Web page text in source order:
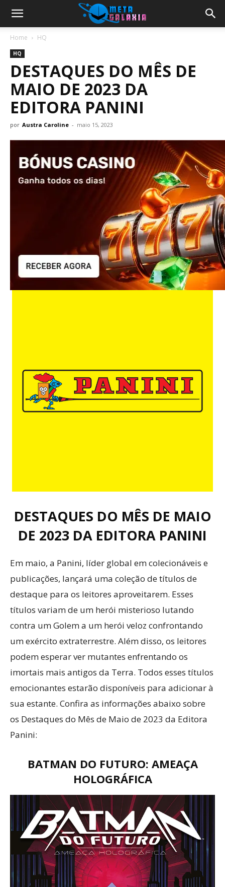
Home HQ
HQ
DESTAQUES DO MÊS DE
MAIO DE 2023 DA
EDITORA PANINI
por Austra Caroline - maio 15, 2023
DESTAQUES DO MÊS DE MAIO
DE 2023 DA EDITORA PANINI
Em maio, a Panini, líder global em colecionáveis ​​e
publicações, lançará uma coleção de títulos de
destaque para os leitores aproveitarem. Esses
títulos variam de um herói misterioso lutando
contra um Golem a um herói veloz confrontando
um exército extraterrestre. Além disso, os leitores
podem esperar ver mutantes enfrentando os
imortais mais antigos da Terra. Todos esses títulos
emocionantes estarão disponíveis para adicionar à
sua estante. Confira as informações abaixo sobre
os Destaques do Mês de Maio de 2023 da Editora
Panini:
BATMAN DO FUTURO: AMEAÇA
HOLOGRÁFICA